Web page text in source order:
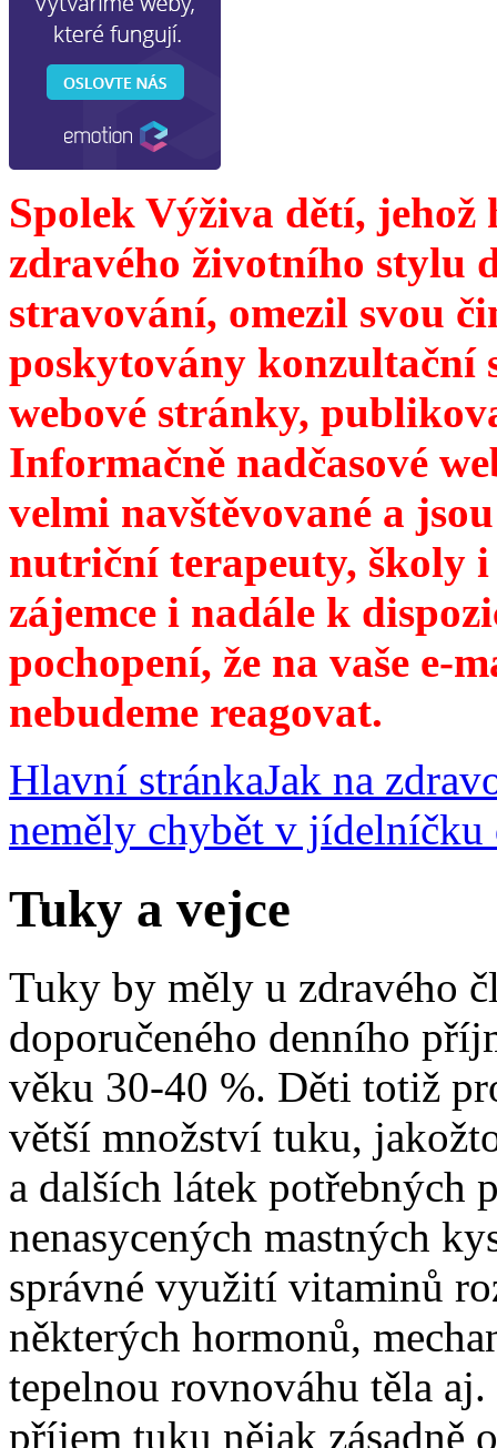
Spolek Výživa dětí,
zdravého životního stylu
stravování, omezil svou
poskytovány konzultační
webové stránky,
Informačně nadčasové
velmi navštěvované a
nutriční terapeuty, školy
zájemce i nadále k
pochopení, že na vaše e-
nebudeme reagovat.
Hlavní stránkaJak na
neměly chybět v jídelníčku
Tuky a vejce
Tuky by měly u zdravého
doporučeného denního
věku 30-40 %. Děti totiž
větší množství tuku,
a dalších látek potřebných
nenasycených mastných
správné využití vitaminů
některých hormonů,
tepelnou rovnováhu těla
příjem tuku nějak zásadně